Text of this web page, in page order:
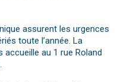
assurent les urgences
toute l’année. La
au 1 rue Roland